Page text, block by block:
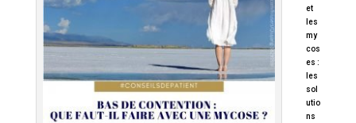
et
les
my
cos
es :
les
sol
utio
ns